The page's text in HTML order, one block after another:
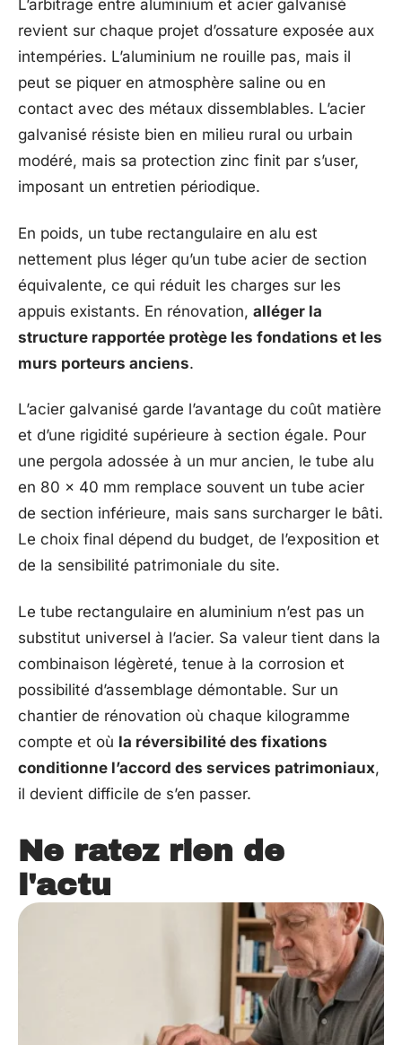
L’arbitrage entre aluminium et acier galvanisé
revient sur chaque projet d’ossature exposée aux
intempéries. L’aluminium ne rouille pas, mais il
peut se piquer en atmosphère saline ou en
contact avec des métaux dissemblables. L’acier
galvanisé résiste bien en milieu rural ou urbain
modéré, mais sa protection zinc finit par s’user,
imposant un entretien périodique.
En poids, un tube rectangulaire en alu est
nettement plus léger qu’un tube acier de section
équivalente, ce qui réduit les charges sur les
appuis existants. En rénovation, alléger la
structure rapportée protège les fondations et les
murs porteurs anciens.
L’acier galvanisé garde l’avantage du coût matière
et d’une rigidité supérieure à section égale. Pour
une pergola adossée à un mur ancien, le tube alu
en 80 x 40 mm remplace souvent un tube acier
de section inférieure, mais sans surcharger le bâti.
Le choix final dépend du budget, de l’exposition et
de la sensibilité patrimoniale du site.
Le tube rectangulaire en aluminium n’est pas un
substitut universel à l’acier. Sa valeur tient dans la
combinaison légèreté, tenue à la corrosion et
possibilité d’assemblage démontable. Sur un
chantier de rénovation où chaque kilogramme
compte et où la réversibilité des fixations
conditionne l’accord des services patrimoniaux,
il devient difficile de s’en passer.
Ne ratez rien de
l'actu